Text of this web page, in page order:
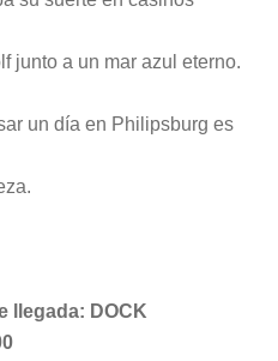
junto a un mar azul eterno.
un día en Philipsburg es
llegada: DOCK